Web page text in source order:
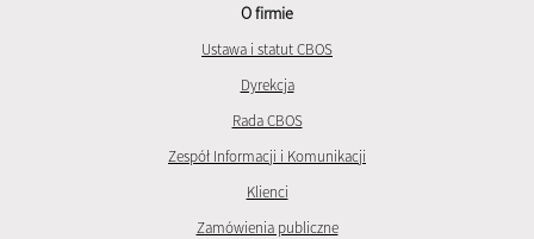
O firmie
Ustawa i statut CBOS
Dyrekcja
Rada CBOS
Zespół Informacji i Komunikacji
Klienci
Zamówienia publiczne